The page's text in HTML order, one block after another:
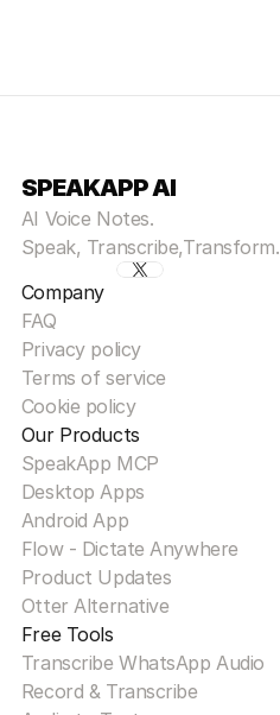
SPEAKAPP AI
AI Voice Notes.
Speak, Transcribe,Transform.
Company
FAQ
Privacy policy
Terms of service
Cookie policy
Our Products
SpeakApp MCP
Desktop Apps
Android App
Flow - Dictate Anywhere
Product Updates
Otter Alternative
Free Tools
Transcribe WhatsApp Audio
Record & Transcribe